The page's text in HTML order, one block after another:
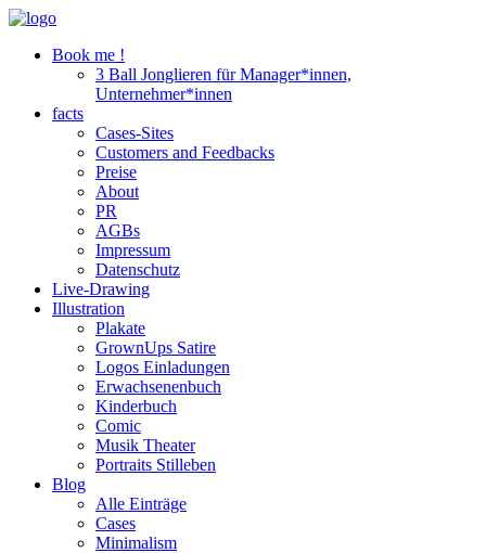
Book me !
3 Ball Jonglieren für Manager*innen,
Unternehmer*innen
facts
Cases-Sites
Customers and Feedbacks
Preise
About
PR
AGBs
Impressum
Datenschutz
Live-Drawing
Illustration
Plakate
GrownUps Satire
Logos Einladungen
Erwachsenenbuch
Kinderbuch
Comic
Musik Theater
Portraits Stilleben
Blog
Alle Einträge
Cases
Minimalism